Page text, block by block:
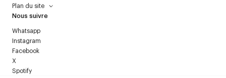
Plan du site
Nous suivre
Whatsapp
Instagram
Facebook
X
Spotify